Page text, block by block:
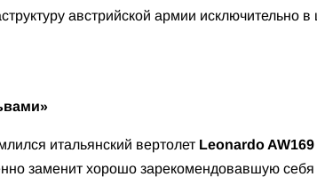
австрийской армии исключительно
итальянский вертолет Leonardo AW169
заменит хорошо зарекомендовавшую